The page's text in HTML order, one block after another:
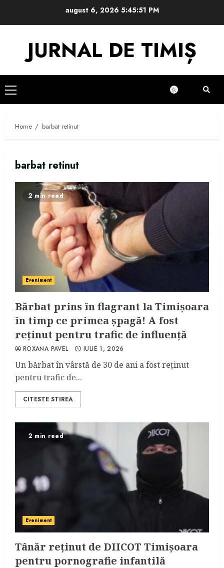
august 6, 2026 5:45:52 PM
JURNAL DE TIMIȘ
Primary
Menu
Home barbat retinut
barbat retinut
2 min read
Eveniment
Bărbat prins în flagrant la Timişoara
în timp ce primea şpagă! A fost
reţinut pentru trafic de influenţă
ROXANA PAVEL IULIE 1, 2026
Un bărbat în vârstă de 30 de ani a fost reţinut
pentru trafic de...
CITESTE STIREA
2 min read
Eveniment
Tânăr reținut de DIICOT Timișoara
pentru pornografie infantilă